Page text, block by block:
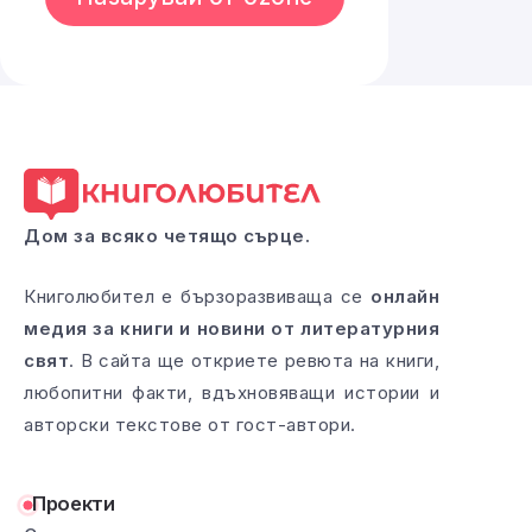
Дом за всяко четящо сърце.
Книголюбител е бързоразвиваща се онлайн
медия за книги и новини от литературния
свят. В сайта ще откриете ревюта на книги,
любопитни факти, вдъхновяващи истории и
авторски текстове от гост-автори.
Проекти